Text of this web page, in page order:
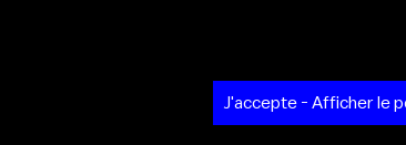
J'accepte - Afficher le